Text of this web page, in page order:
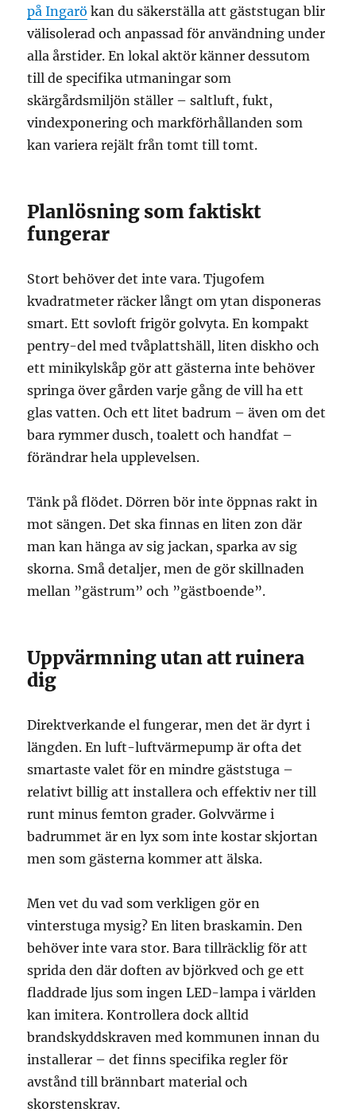
på Ingarö kan du säkerställa att gäststugan blir
välisolerad och anpassad för användning under
alla årstider. En lokal aktör känner dessutom
till de specifika utmaningar som
skärgårdsmiljön ställer – saltluft, fukt,
vindexponering och markförhållanden som
kan variera rejält från tomt till tomt.
Planlösning som faktiskt
fungerar
Stort behöver det inte vara. Tjugofem
kvadratmeter räcker långt om ytan disponeras
smart. Ett sovloft frigör golvyta. En kompakt
pentry-del med tvåplattshäll, liten diskho och
ett minikylskåp gör att gästerna inte behöver
springa över gården varje gång de vill ha ett
glas vatten. Och ett litet badrum – även om det
bara rymmer dusch, toalett och handfat –
förändrar hela upplevelsen.
Tänk på flödet. Dörren bör inte öppnas rakt in
mot sängen. Det ska finnas en liten zon där
man kan hänga av sig jackan, sparka av sig
skorna. Små detaljer, men de gör skillnaden
mellan ”gästrum” och ”gästboende”.
Uppvärmning utan att ruinera
dig
Direktverkande el fungerar, men det är dyrt i
längden. En luft-luftvärmepump är ofta det
smartaste valet för en mindre gäststuga –
relativt billig att installera och effektiv ner till
runt minus femton grader. Golvvärme i
badrummet är en lyx som inte kostar skjortan
men som gästerna kommer att älska.
Men vet du vad som verkligen gör en
vinterstuga mysig? En liten braskamin. Den
behöver inte vara stor. Bara tillräcklig för att
sprida den där doften av björkved och ge ett
fladdrade ljus som ingen LED-lampa i världen
kan imitera. Kontrollera dock alltid
brandskyddskraven med kommunen innan du
installerar – det finns specifika regler för
avstånd till brännbart material och
skorstenskrav.